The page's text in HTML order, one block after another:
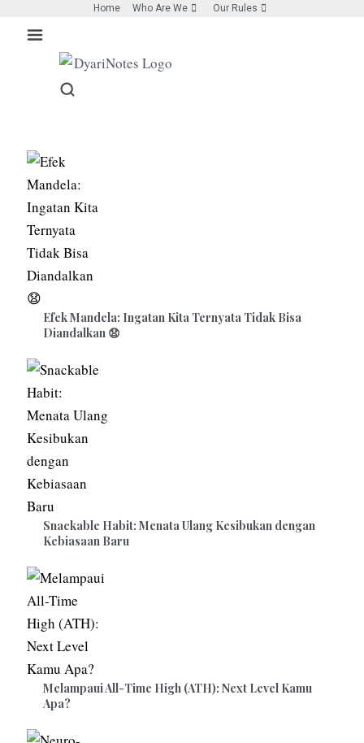
content
Home Who Are We Our Rules
Efek Mandela: Ingatan Kita Ternyata Tidak Bisa
Diandalkan 😧
Snackable Habit: Menata Ulang Kesibukan dengan
Kebiasaan Baru
Melampaui All-Time High (ATH): Next Level Kamu
Apa?